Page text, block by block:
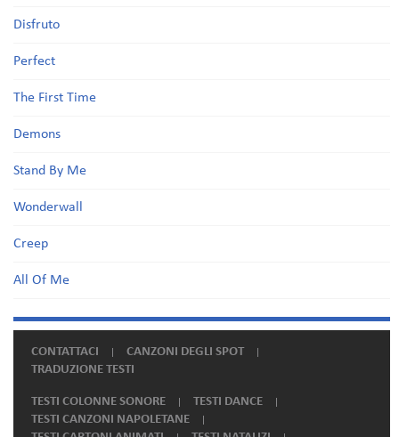
Disfruto
Perfect
The First Time
Demons
Stand By Me
Wonderwall
Creep
All Of Me
CONTATTACI
CANZONI DEGLI SPOT
TRADUZIONE TESTI
TESTI COLONNE SONORE
TESTI DANCE
TESTI CANZONI NAPOLETANE